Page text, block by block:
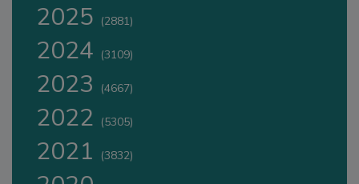
2025 (2881)
2024 (3109)
2023 (4667)
2022 (5305)
2021 (3832)